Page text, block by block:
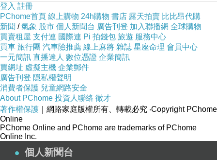
Acer Aspire E系列 喚醒內在的力量
第六代高速效能 128G SSD 快速開機
簡述:
登入 註冊
PChome首頁 線上購物 24h購物 書店 露天拍賣 比比昂代購
新聞 /氣象 股市 個人新聞台 廣告刊登 加入聯播網 全球購物
買賣租屋 支付連 國際連 Pi 拍錢包 旅遊 服務中心
買車 旅行團 汽車險推薦 線上麻將 雜誌 星座命理 會員中心
一元簡訊 直播達人 數位憑證 企業簡訊
買網址 虛擬主機 企業郵件
廣告刊登 隱私權聲明
消費者保護 兒童網路安全
About PChome 投資人聯絡 徵才
著作權保護 ｜網路家庭版權所有、轉載必究 ‧Copyright PChome
Online
PChome Online and PChome are trademarks of PChome
Online Inc.
個人新聞台